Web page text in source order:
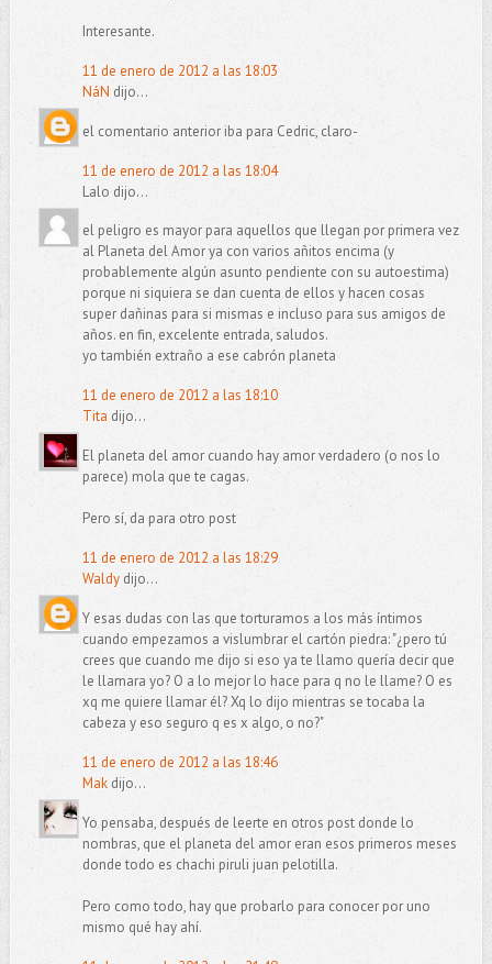
Interesante.
11 de enero de 2012 a las 18:03
NáN dijo...
el comentario anterior iba para Cedric, claro-
11 de enero de 2012 a las 18:04
Lalo dijo...
el peligro es mayor para aquellos que llegan por primera vez
al Planeta del Amor ya con varios añitos encima (y
probablemente algún asunto pendiente con su autoestima)
porque ni siquiera se dan cuenta de ellos y hacen cosas
super dañinas para si mismas e incluso para sus amigos de
años. en fin, excelente entrada, saludos.
yo también extraño a ese cabrón planeta
11 de enero de 2012 a las 18:10
Tita dijo...
El planeta del amor cuando hay amor verdadero (o nos lo
parece) mola que te cagas.
Pero sí, da para otro post
11 de enero de 2012 a las 18:29
Waldydijo...
Y esas dudas con las que torturamos a los más íntimos
cuando empezamos a vislumbrar el cartón piedra: "¿pero tú
crees que cuando me dijo si eso ya te llamo quería decir que
le llamara yo? O a lo mejor lo hace para q no le llame? O es
xq me quiere llamar él? Xq lo dijo mientras se tocaba la
cabeza y eso seguro q es x algo, o no?"
11 de enero de 2012 a las 18:46
Makdijo...
Yo pensaba, después de leerte en otros post donde lo
nombras, que el planeta del amor eran esos primeros meses
donde todo es chachi piruli juan pelotilla.
Pero como todo, hay que probarlo para conocer por uno
mismo qué hay ahí.